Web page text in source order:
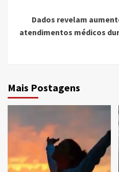
Dados revelam
atendimentos médicos
Mais Postagens